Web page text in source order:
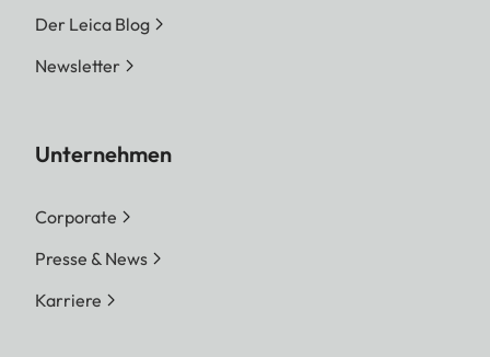
Der Leica Blog
Newsletter
Unternehmen
Corporate
Presse & News
Karriere